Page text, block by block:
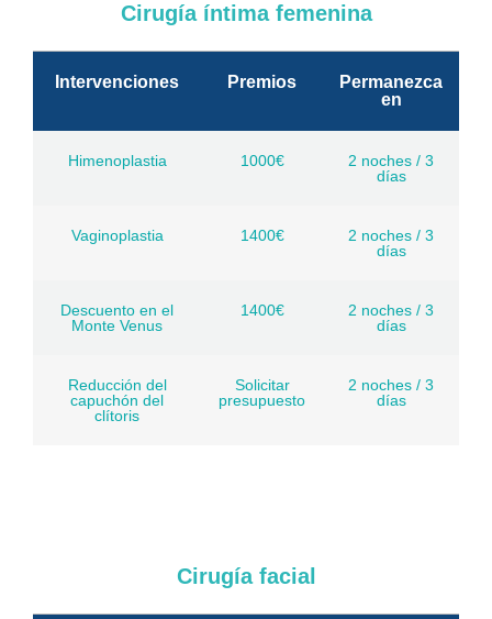
Cirugía íntima femenina
Intervenciones Premios
Permanezca
en
Himenoplastia 1000€
2 noches / 3
días
Vaginoplastia 1400€
2 noches / 3
días
Descuento en el
Monte Venus
1400€
2 noches / 3
días
Reducción del
capuchón del
clítoris
Solicitar
presupuesto
2 noches / 3
días
Cirugía facial